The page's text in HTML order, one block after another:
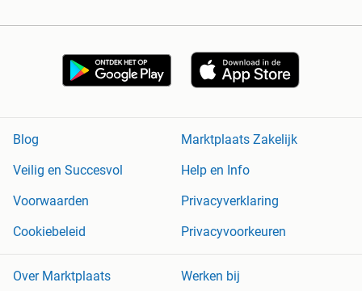
Blog
Marktplaats Zakelijk
Veilig en Succesvol
Help en Info
Voorwaarden
Privacyverklaring
Cookiebeleid
Privacyvoorkeuren
Over Marktplaats Werken bij